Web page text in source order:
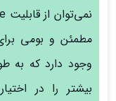
مطمئن و بومی
وجود دارد که به
بیشتر را در